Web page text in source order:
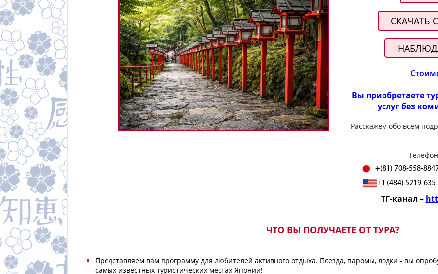
СКАЧАТЬ
Вы приобретаете
услуг без
Расскажем обо всем
+(81) 708-558-
+1 (484) 5219-635
ТГ-канал –
ЧТО ВЫ ПОЛУЧАЕТЕ ОТ ТУРА?
Представляем вам программу для любителей активного отдыха. Поезда, паромы, лодки - вы
самых известных туристических местах Японии!